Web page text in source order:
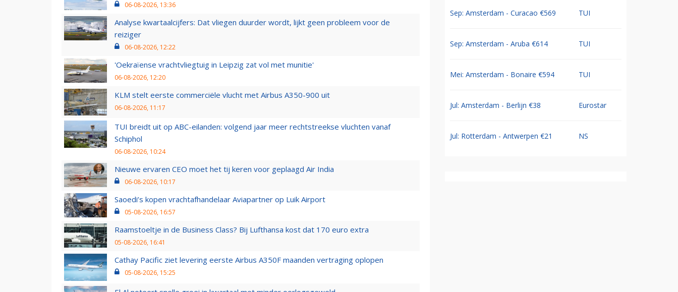
06-08-2026, 13:36
Analyse kwartaalcijfers: Dat vliegen duurder wordt, lijkt geen probleem voor de
reiziger
06-08-2026, 12:22
'Oekraïense vrachtvliegtuig in Leipzig zat vol met munitie'
06-08-2026, 12:20
KLM stelt eerste commerciële vlucht met Airbus A350-900 uit
06-08-2026, 11:17
TUI breidt uit op ABC-eilanden: volgend jaar meer rechtstreekse vluchten vanaf
Schiphol
06-08-2026, 10:24
Nieuwe ervaren CEO moet het tij keren voor geplaagd Air India
06-08-2026, 10:17
Saoedi’s kopen vrachtafhandelaar Aviapartner op Luik Airport
05-08-2026, 16:57
Raamstoeltje in de Business Class? Bij Lufthansa kost dat 170 euro extra
05-08-2026, 16:41
Cathay Pacific ziet levering eerste Airbus A350F maanden vertraging oplopen
05-08-2026, 15:25
Sep: Amsterdam - Curacao €569 TUI
Sep: Amsterdam - Aruba €614 TUI
Mei: Amsterdam - Bonaire €594 TUI
Jul: Amsterdam - Berlijn €38 Eurostar
Jul: Rotterdam - Antwerpen €21 NS